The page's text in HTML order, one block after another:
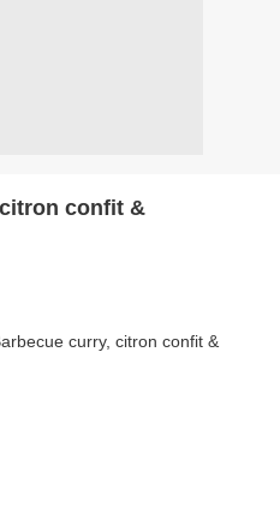
confit &